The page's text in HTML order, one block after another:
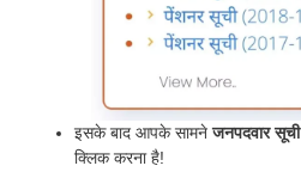
इसके बाद आपके सामनेजनपदवार सूची
क्लिक करना है!